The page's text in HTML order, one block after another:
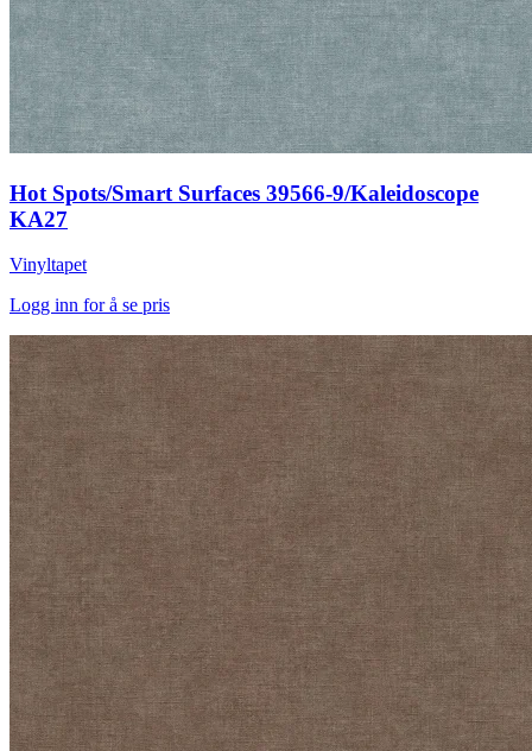
Hot Spots/Smart Surfaces 39566-9/Kaleidoscope
KA27
Vinyltapet
Logg inn for å se pris